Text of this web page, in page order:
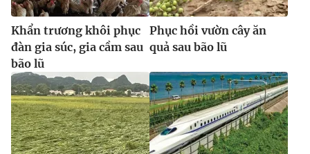
Khẩn trương khôi phục
đàn gia súc, gia cầm sau
bão lũ
Phục hồi vườn cây ăn
quả sau bão lũ